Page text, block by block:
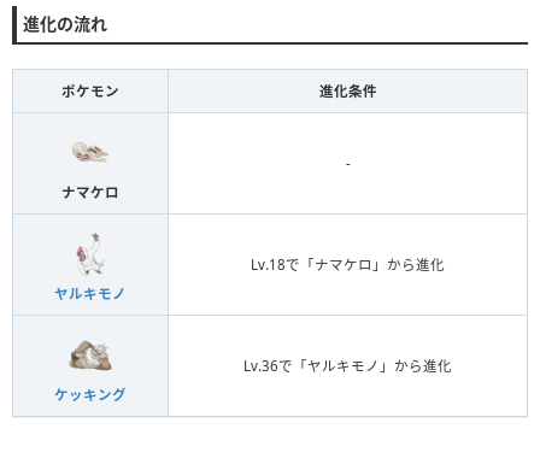
進化の流れ
ポケモン 進化条件
ナマケロ
-
ヤルキモノ
Lv.18で「ナマケロ」から進化
ケッキング
Lv.36で「ヤルキモノ」から進化